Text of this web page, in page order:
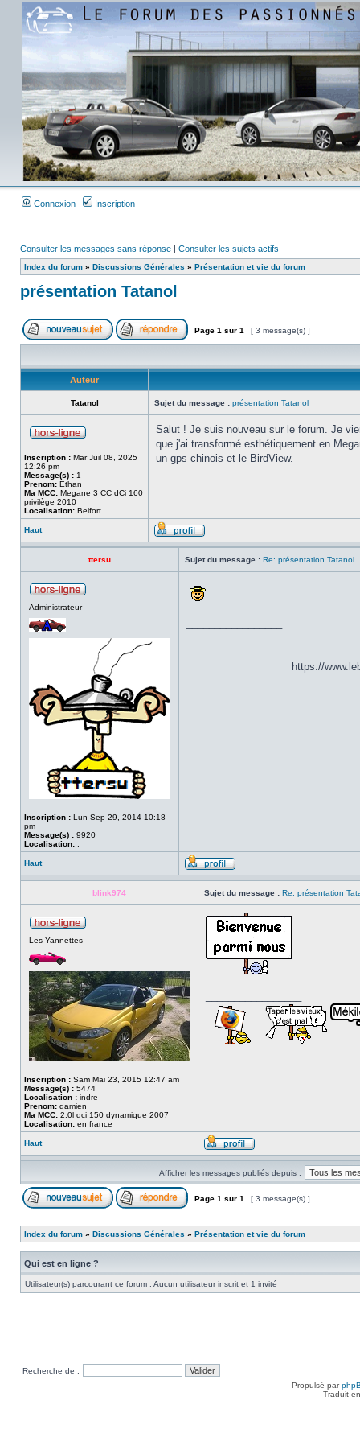
Connexion Inscription
Consulter les messages sans réponse | Consulter les sujets actifs
Index du forum » Discussions Générales » Présentation et vie du forum
présentation Tatanol
Page 1 sur 1 [ 3 message(s) ]
Auteur
Tatanol Sujet du message : présentation Tatanol
Inscription : Mar Juil 08, 2025
12:26 pm
Message(s) : 1
Prenom: Ethan
Ma MCC: Megane 3 CC dCi 160
privilège 2010
Localisation: Belfort
Salut ! Je suis nouveau sur le forum. Je
que j'ai transformé esthétiquement en
un gps chinois et le BirdView.
Haut
ttersu Sujet du message : Re: présentation Tatanol
Administrateur
Inscription : Lun Sep 29, 2014 10:18
pm
Message(s) : 9920
Localisation:
https://
Haut
blink974 Sujet du message : Re: présentation
Les Yannettes
Inscription : Sam Mai 23, 2015 12:47 am
Message(s) : 5474
Localisation : indre
Prenom: damien
Ma MCC: 2.0l dci 150 dynamique 2007
Localisation: en france
Haut
Afficher les messages publiés depuis :
Page 1 sur 1 [ 3 message(s) ]
Index du forum » Discussions Générales » Présentation et vie du forum
Qui est en ligne ?
Utilisateur(s) parcourant ce forum : Aucun utilisateur inscrit et 1 invité
Recherche de :
Propulsé par
Traduit